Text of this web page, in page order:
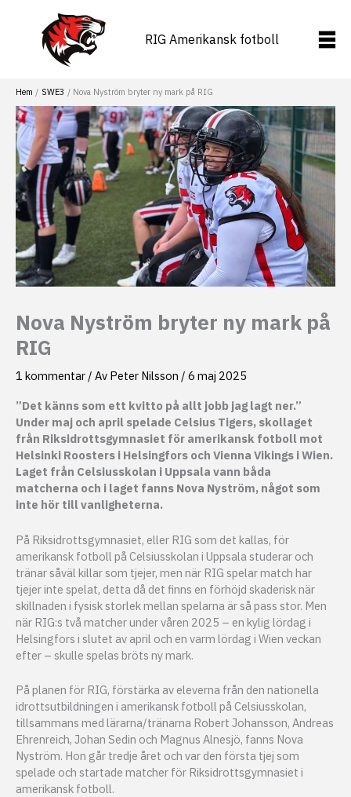
RIG Amerikansk fotboll
Hem SWE3 Nova Nyström bryter ny mark på RIG
Nova Nyström bryter ny mark på
RIG
1 kommentar / Av Peter Nilsson / 6 maj 2025
”Det känns som ett kvitto på allt jobb jag lagt ner.”
Under maj och april spelade Celsius Tigers, skollaget
från Riksidrottsgymnasiet för amerikansk fotboll mot
Helsinki Roosters i Helsingfors och Vienna Vikings i Wien.
Laget från Celsiusskolan i Uppsala vann båda
matcherna och i laget fanns Nova Nyström, något som
inte hör till vanligheterna.
På Riksidrottsgymnasiet, eller RIG som det kallas, för
amerikansk fotboll på Celsiusskolan i Uppsala studerar och
tränar såväl killar som tjejer, men när RIG spelar match har
tjejer inte spelat, detta då det finns en förhöjd skaderisk när
skillnaden i fysisk storlek mellan spelarna är så pass stor. Men
när RIG:s två matcher under våren 2025 – en kylig lördag i
Helsingfors i slutet av april och en varm lördag i Wien veckan
efter – skulle spelas bröts ny mark.
På planen för RIG, förstärka av eleverna från den nationella
idrottsutbildningen i amerikansk fotboll på Celsiusskolan,
tillsammans med lärarna/tränarna Robert Johansson, Andreas
Ehrenreich, Johan Sedin och Magnus Alnesjö, fanns Nova
Nyström. Hon går tredje året och var den första tjej som
spelade och startade matcher för Riksidrottsgymnasiet i
amerikansk fotboll.